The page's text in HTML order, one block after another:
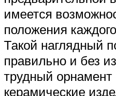
имеется
положения
Такой наглядный
правильно и без
трудный орнамент
керамические